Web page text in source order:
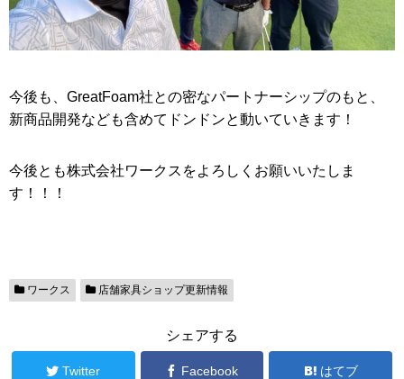
今後も、GreatFoam社との密なパートナーシップのもと、
新商品開発なども含めてドンドンと動いていきます！
今後とも株式会社ワークスをよろしくお願いいたしま
す！！！
ワークス 店舗家具ショップ更新情報
シェアする
Twitter Facebook はてブ